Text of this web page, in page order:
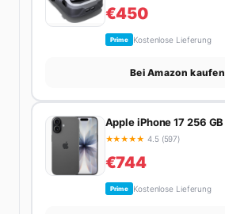
€450
Prime Kostenlose Lieferung
Bei Amazon kaufen
Apple iPhone 17 256 GB
★★★★★ 4.5 (597)
€744
Prime Kostenlose Lieferung